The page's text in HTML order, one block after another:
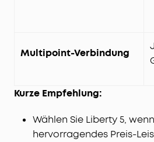
Multipoint-Verbindung
Kurze Empfehlung:
Wählen Sie Liberty 5,
hervorragendes Preis-